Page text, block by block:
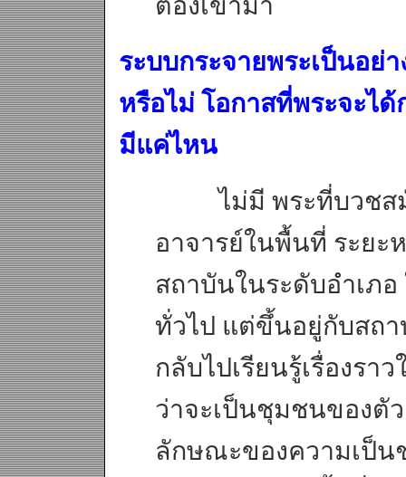
ระบบกระจายพระเป็นอย่
หรือไม่ โอกาสที่พระจะไ
มีแค่ไหน
ไม่มี พระที่บวชสมั
อาจารย์ในพื้นที่ ระยะ
สถาบันในระดับอำเภ
ทั่วไป แต่ขึ้นอยู่กับสถา
กลับไปเรียนรู้เรื่องร
ว่าจะเป็นชุมชนของตั
ลักษณะของความเป็น